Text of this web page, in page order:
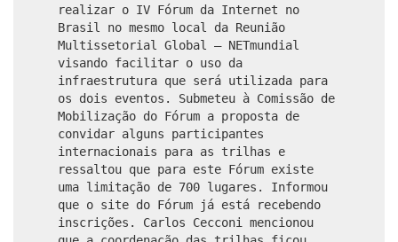
realizar o IV Fórum da Internet no
Brasil no mesmo local da Reunião
Multissetorial Global – NETmundial
visando facilitar o uso da
infraestrutura que será utilizada para
os dois eventos. Submeteu à Comissão de
Mobilização do Fórum a proposta de
convidar alguns participantes
internacionais para as trilhas e
ressaltou que para este Fórum existe
uma limitação de 700 lugares. Informou
que o site do Fórum já está recebendo
inscrições. Carlos Cecconi mencionou